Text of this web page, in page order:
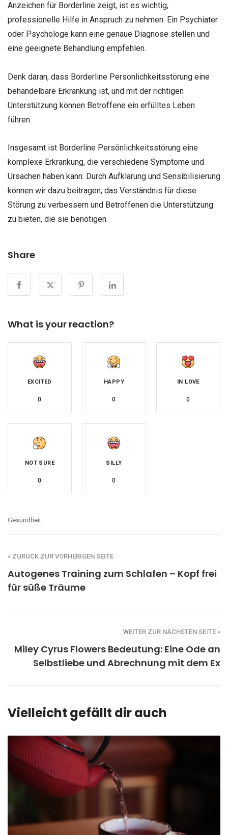
Anzeichen für Borderline zeigt, ist es wichtig,
professionelle Hilfe in Anspruch zu nehmen. Ein Psychiater
oder Psychologe kann eine genaue Diagnose stellen und
eine geeignete Behandlung empfehlen.
Denk daran, dass Borderline Persönlichkeitsstörung eine
behandelbare Erkrankung ist, und mit der richtigen
Unterstützung können Betroffene ein erfülltes Leben
führen.
Insgesamt ist Borderline Persönlichkeitsstörung eine
komplexe Erkrankung, die verschiedene Symptome und
Ursachen haben kann. Durch Aufklärung und Sensibilisierung
können wir dazu beitragen, das Verständnis für diese
Störung zu verbessern und Betroffenen die Unterstützung
zu bieten, die sie benötigen.
Share
What is your reaction?
EXCITED
0
HAPPY
0
IN LOVE
0
NOT SURE
0
SILLY
0
Gesundheit
« ZURÜCK ZUR VORHERIGEN SEITE
Autogenes Training zum Schlafen – Kopf frei
für süße Träume
WEITER ZUR NÄCHSTEN SEITE »
Miley Cyrus Flowers Bedeutung: Eine Ode an
Selbstliebe und Abrechnung mit dem Ex
Vielleicht gefällt dir auch